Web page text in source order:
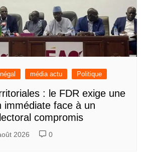
média actu Politique
: le FDR exige une
immédiate face à un
compromis
2026 0